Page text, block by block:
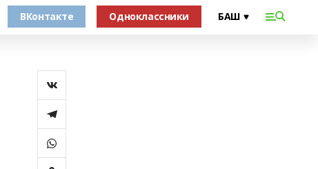
ВКонтакте Одноклассники